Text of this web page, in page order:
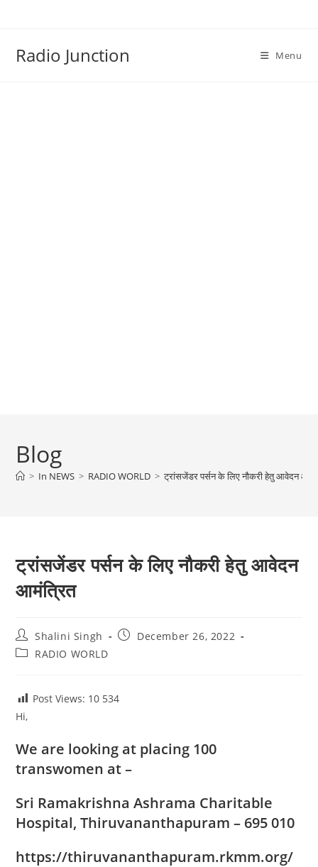
Radio Junction Menu
Blog
> In NEWS > RADIO WORLD > ट्रांसजेंडर पर्सन के लिए नौकरी हेतु आवेदन
ट्रांसजेंडर पर्सन के लिए नौकरी हेतु आवेदन
आमंत्रित
Post
author:
Shalini Singh
PostDecember 26, 2022
PostRADIO WORLD
Post Views: 10 534
Hi,
We are looking at placing 100
transwomen at –
Sri Ramakrishna Ashrama Charitable
Hospital, Thiruvananthapuram – 695 010
https://thiruvananthapuram.rkmm.org/